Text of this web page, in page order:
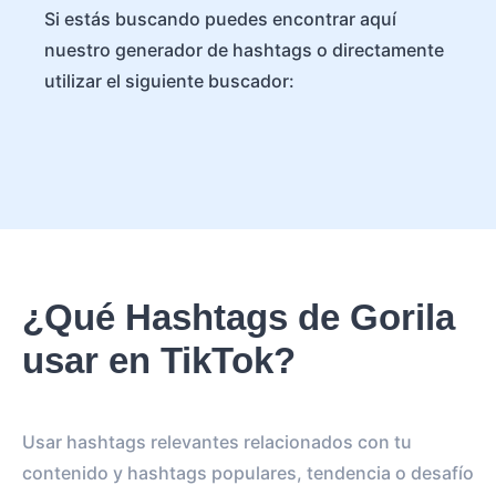
Si estás buscando puedes encontrar aquí
nuestro generador de hashtags o directamente
utilizar el siguiente buscador:
¿Qué Hashtags de Gorila
usar en TikTok?
Usar hashtags relevantes relacionados con tu
contenido y hashtags populares, tendencia o desafío